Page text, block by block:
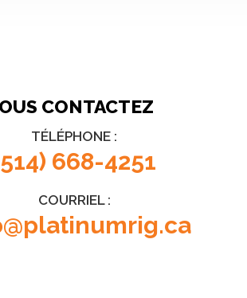
CONTACTEZ
TÉLÉPHONE :
668-4251
COURRIEL :